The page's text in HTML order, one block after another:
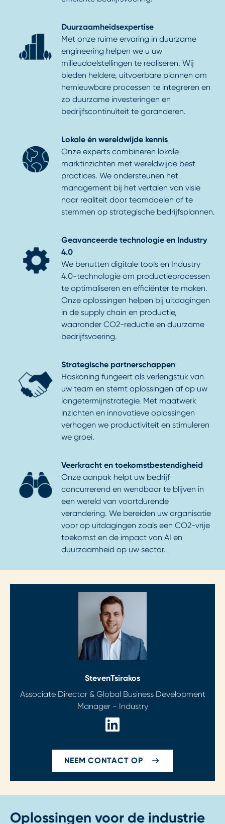
Duurzaamheidsexpertise
Met onze ruime ervaring in duurzame
engineering helpen we u uw
milieudoelstellingen te realiseren. Wij
bieden heldere, uitvoerbare plannen om
hernieuwbare processen te integreren en
zo duurzame investeringen en
bedrijfscontinuïteit te garanderen.
Lokale én wereldwijde kennis
Onze experts combineren lokale
marktinzichten met wereldwijde best
practices. We ondersteunen het
management bij het vertalen van visie
naar realiteit door teamdoelen af te
stemmen op strategische bedrijfsplannen.
Geavanceerde technologie en Industry
4.0
We benutten digitale tools en Industry
4.0-technologie om productieprocessen
te optimaliseren en efficiënter te maken.
Onze oplossingen helpen bij uitdagingen
in de supply chain en productie,
waaronder CO2-reductie en duurzame
bedrijfsvoering.
Strategische partnerschappen
Haskoning fungeert als verlengstuk van
uw team en stemt oplossingen af op uw
langetermijnstrategie. Met maatwerk
inzichten en innovatieve oplossingen
verhogen we productiviteit en stimuleren
we groei.
Veerkracht en toekomstbestendigheid
Onze aanpak helpt uw bedrijf
concurrerend en wendbaar te blijven in
een wereld van voortdurende
verandering. We bereiden uw organisatie
voor op uitdagingen zoals een CO2-vrije
toekomst en de impact van AI en
duurzaamheid op uw sector.
StevenTsirakos
Associate Director & Global Business Development
Manager - Industry
NEEM CONTACT OP
Oplossingen voor de industrie